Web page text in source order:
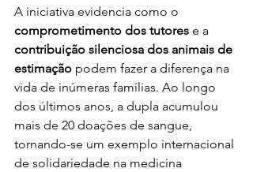
A iniciativa evidencia como o
comprometimento dos tutores e a
contribuição silenciosa dos animais de
estimação podem fazer a diferença na
vida de inúmeras famílias. Ao longo
dos últimos anos, a dupla acumulou
mais de 20 doações de sangue,
tornando-se um exemplo internacional
de solidariedade na medicina